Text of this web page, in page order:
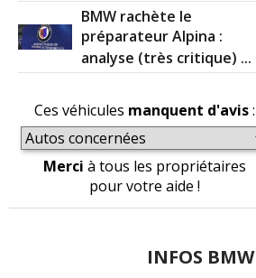
BMW rachète le
préparateur Alpina :
analyse (très critique) ...
Ces véhicules manquent d'avis:
Merci à tous les propriétaires
pour votre aide !
INFOS BMW